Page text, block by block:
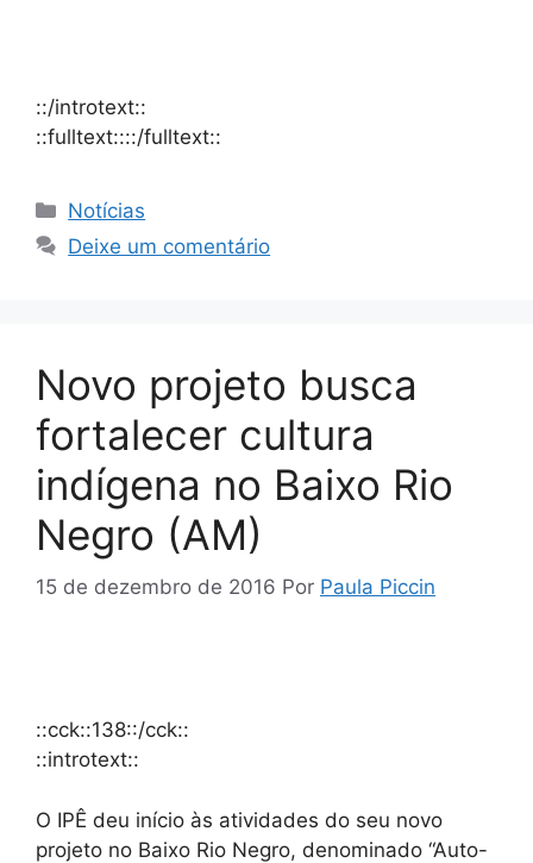
::/introtext::
::fulltext::::/fulltext::
Notícias
Deixe um comentário
Novo projeto busca
fortalecer cultura
indígena no Baixo Rio
Negro (AM)
15 de dezembro de 2016 Por Paula Piccin
::cck::138::/cck::
::introtext::
O IPÊ deu início às atividades do seu novo
projeto no Baixo Rio Negro, denominado “Auto-